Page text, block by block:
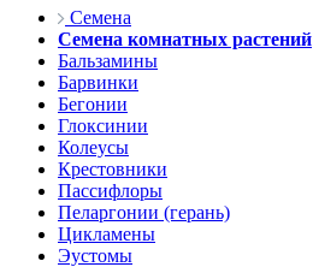
Семена
Семена комнатных растений
Бальзамины
Барвинки
Бегонии
Глоксинии
Колеусы
Крестовники
Пассифлоры
Пеларгонии (герань)
Цикламены
Эустомы